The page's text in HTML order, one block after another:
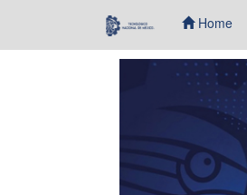
Home